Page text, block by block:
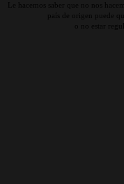
Le hacemos saber que no nos
país de origen puede
o no estar